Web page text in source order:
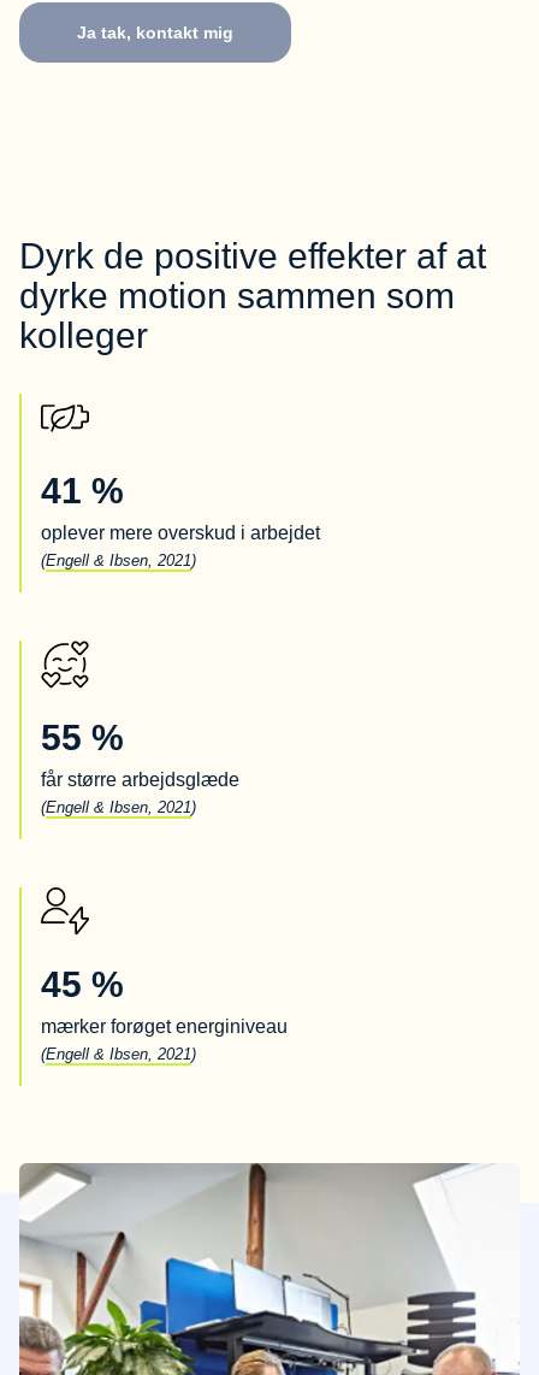
Ja tak, kontakt mig
Dyrk de positive effekter af at
dyrke motion sammen som
kolleger
41 %
oplever mere overskud i arbejdet
(Engell & Ibsen, 2021)
55 %
får større arbejdsglæde
(Engell & Ibsen, 2021)
45 %
mærker forøget energiniveau
(Engell & Ibsen, 2021)